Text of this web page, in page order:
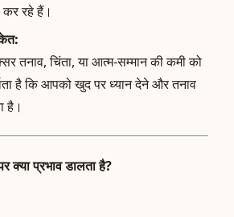
कर रहे हैं।
तनाव, चिंता, या आत्म-सम्मान की कमी को
है कि आपको खुद पर ध्यान देने और तनाव
है।
क्या प्रभाव डालता है?